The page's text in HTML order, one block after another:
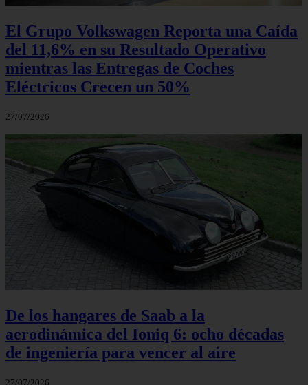
El Grupo Volkswagen Reporta una Caída
del 11,6% en su Resultado Operativo
mientras las Entregas de Coches
Eléctricos Crecen un 50%
27/07/2026
De los hangares de Saab a la
aerodinámica del Ioniq 6: ocho décadas
de ingeniería para vencer al aire
27/07/2026